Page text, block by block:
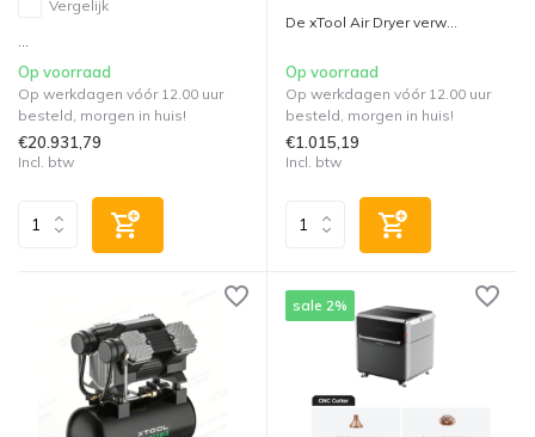
Vergelijk
Op voorraad
Op werkdagen vóór 12.00 uur
besteld, morgen in huis!
€20.931,79
Incl. btw
De xTool Air Dryer verw...
Op voorraad
Op werkdagen vóór 12.00 uur
besteld, morgen in huis!
€1.015,19
Incl. btw
sale 2%